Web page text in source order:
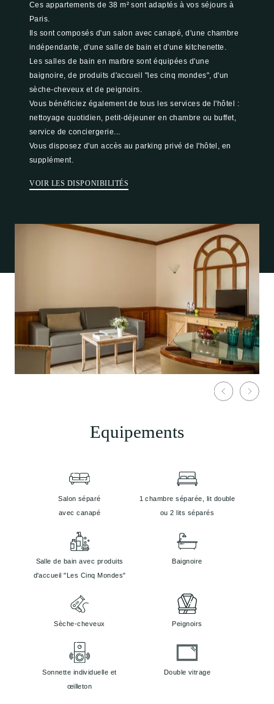
Ces appartements de 38 m² sont adaptés à vos séjours à
Paris.
Ils sont composés d'un salon avec canapé, d'une chambre
indépendante, d'une salle de bain et d'une kitchenette.
Les salles de bain en marbre sont équipées d'une
baignoire, de produits d'accueil "les cinq mondes", d'un
sèche-cheveux et de peignoirs.
Vous bénéficiez également de tous les services de l'hôtel :
nettoyage quotidien, petit-déjeuner en chambre ou buffet,
service de conciergerie...
Vous disposez d'un accès au parking privé de l'hôtel, en
supplément.
VOIR LES DISPONIBILITÉS
Equipements
Salon séparé
avec canapé
1 chambre séparée, lit double
ou 2 lits séparés
Salle de bain avec produits
d'accueil "Les Cinq Mondes"
Baignoire
Sèche-cheveux Peignoirs
Sonnette individuelle et
œilleton
Double vitrage